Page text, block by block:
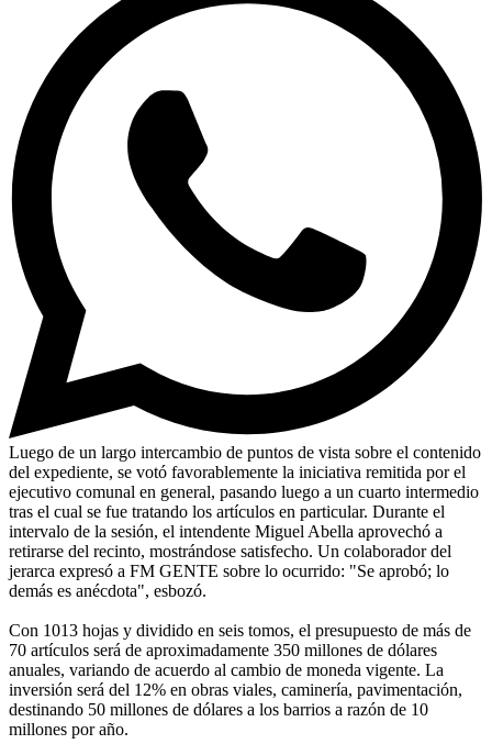
Luego de un largo intercambio de puntos de vista sobre el contenido
del expediente, se votó favorablemente la iniciativa remitida por el
ejecutivo comunal en general, pasando luego a un cuarto intermedio
tras el cual se fue tratando los artículos en particular. Durante el
intervalo de la sesión, el intendente Miguel Abella aprovechó a
retirarse del recinto, mostrándose satisfecho. Un colaborador del
jerarca expresó a FM GENTE sobre lo ocurrido: "Se aprobó; lo
demás es anécdota", esbozó.
Con 1013 hojas y dividido en seis tomos, el presupuesto de más de
70 artículos será de aproximadamente 350 millones de dólares
anuales, variando de acuerdo al cambio de moneda vigente. La
inversión será del 12% en obras viales, caminería, pavimentación,
destinando 50 millones de dólares a los barrios a razón de 10
millones por año.